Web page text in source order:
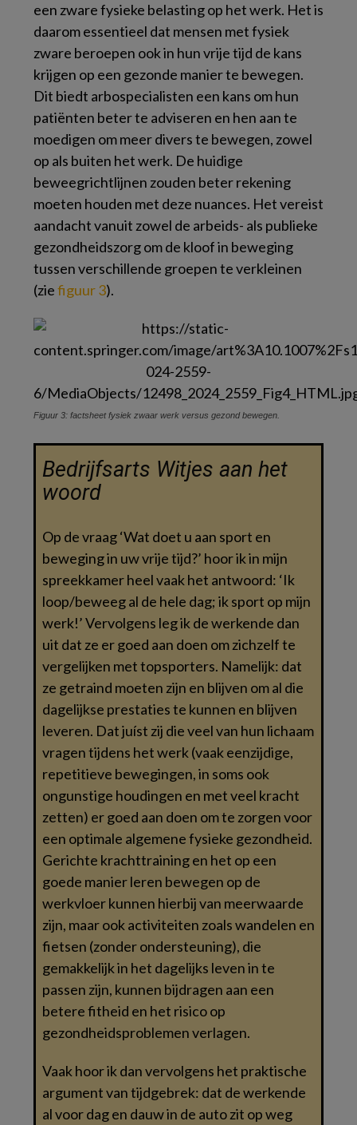
een zware fysieke belasting op het werk. Het is
daarom essentieel dat mensen met fysiek
zware beroepen ook in hun vrije tijd de kans
krijgen op een gezonde manier te bewegen.
Dit biedt arbospecialisten een kans om hun
patiënten beter te adviseren en hen aan te
moedigen om meer divers te bewegen, zowel
op als buiten het werk. De huidige
beweegrichtlijnen zouden beter rekening
moeten houden met deze nuances. Het vereist
aandacht vanuit zowel de arbeids- als publieke
gezondheidszorg om de kloof in beweging
tussen verschillende groepen te verkleinen
(ziefiguur 3).
Figuur 3: factsheet fysiek zwaar werk versus gezond bewegen.
Bedrijfsarts Witjes aan het
woord
Op de vraag ‘Wat doet u aan sport en
beweging in uw vrije tijd?’ hoor ik in mijn
spreekkamer heel vaak het antwoord: ‘Ik
loop/beweeg al de hele dag; ik sport op mijn
werk!’ Vervolgens leg ik de werkende dan
uit dat ze er goed aan doen om zichzelf te
vergelijken met topsporters. Namelijk: dat
ze getraind moeten zijn en blijven om al die
dagelijkse prestaties te kunnen en blijven
leveren. Dat juíst zij die veel van hun lichaam
vragen tijdens het werk (vaak eenzijdige,
repetitieve bewegingen, in soms ook
ongunstige houdingen en met veel kracht
zetten) er goed aan doen om te zorgen voor
een optimale algemene fysieke gezondheid.
Gerichte krachttraining en het op een
goede manier leren bewegen op de
werkvloer kunnen hierbij van meerwaarde
zijn, maar ook activiteiten zoals wandelen en
fietsen (zonder ondersteuning), die
gemakkelijk in het dagelijks leven in te
passen zijn, kunnen bijdragen aan een
betere fitheid en het risico op
gezondheidsproblemen verlagen.
Vaak hoor ik dan vervolgens het praktische
argument van tijdgebrek: dat de werkende
al voor dag en dauw in de auto zit op weg